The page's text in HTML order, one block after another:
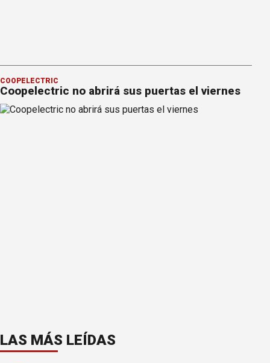
COOPELECTRIC
Coopelectric no abrirá sus puertas el viernes
LAS MÁS LEÍDAS